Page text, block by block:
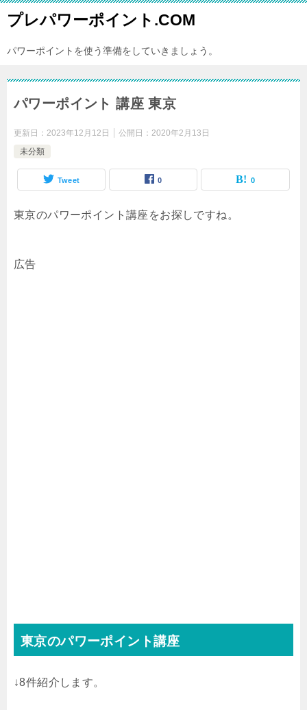
プレパワーポイント.COM
パワーポイントを使う準備をしていきましょう。
パワーポイント 講座 東京
更新日： 2023年12月12日 公開日： 2020年2月13日
未分類
Tweet 0 0
東京のパワーポイント講座をお探しですね。
広告
東京のパワーポイント講座
↓8件紹介します。